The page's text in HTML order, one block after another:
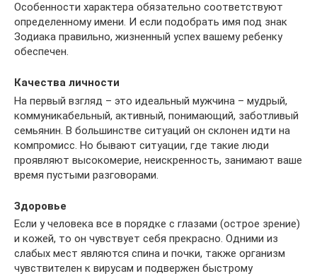
Особенности характера обязательно соответствуют
определенному имени. И если подобрать имя под знак
Зодиака правильно, жизненный успех вашему ребенку
обеспечен.
Качества личности
На первый взгляд – это идеальный мужчина – мудрый,
коммуникабельный, активный, понимающий, заботливый
семьянин. В большинстве ситуаций он склонен идти на
компромисс. Но бывают ситуации, где такие люди
проявляют высокомерие, неискренность, занимают ваше
время пустыми разговорами.
Здоровье
Если у человека все в порядке с глазами (острое зрение)
и кожей, то он чувствует себя прекрасно. Одними из
слабых мест являются спина и почки, также организм
чувствителен к вирусам и подвержен быстрому